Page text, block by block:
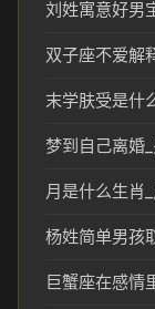
刘姓寓意好男
双子座不爱解
末学肤受是什
梦到自己离婚
月是什么生肖
杨姓简单男孩
巨蟹座在感情